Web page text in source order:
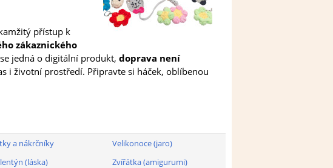
přístup k
zákaznického
jedná o digitální produkt, doprava není
i životní prostředí. Připravte si háček, oblíbenou
a nákrčníky
(láska)
Velikonoce (jaro)
Zvířátka (amigurumi)